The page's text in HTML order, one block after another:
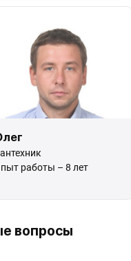
работы – 8 лет
вопросы